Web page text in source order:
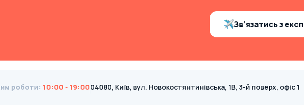
Зв’язатись з
роботи: 10:00 - 19:0004080, Київ, вул. Новокостянтинівська, 1В, 3-й поверх, офіс 1